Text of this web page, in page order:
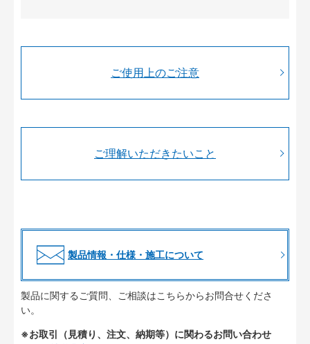
ご使用上のご注意
ご理解いただきたいこと
製品情報・仕様・施工について
製品に関するご質問、ご相談はこちらからお問合せくださ
い。
※お取引（見積り、注文、納期等）に関わるお問い合わせ